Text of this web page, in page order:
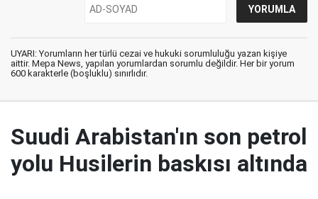
UYARI: Yorumların her türlü cezai ve hukuki sorumluluğu yazan kişiye
aittir. Mepa News, yapılan yorumlardan sorumlu değildir. Her bir yorum
600 karakterle (boşluklu) sınırlıdır.
Suudi Arabistan'ın son petrol
yolu Husilerin baskısı altında